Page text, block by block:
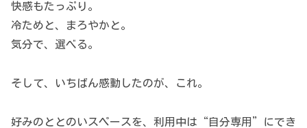
快感もたっぷり。
冷ためと、まろやかと。
気分で、選べる。
そして、いちばん感動したのが、これ。
好みのととのいスペースを、利用中は“自分専用”にでき